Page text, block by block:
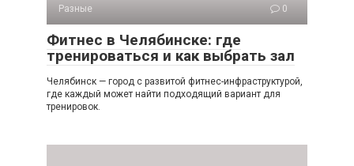
Разные 0
Фитнес в Челябинске: где
тренироваться и как выбрать зал
Челябинск — город с развитой фитнес-инфраструктурой,
где каждый может найти подходящий вариант для
тренировок.